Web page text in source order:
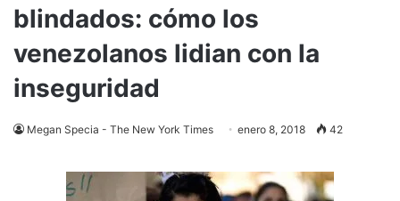
blindados: cómo los
venezolanos lidian con la
inseguridad
Megan Specia - The New York Times enero 8, 2018 42